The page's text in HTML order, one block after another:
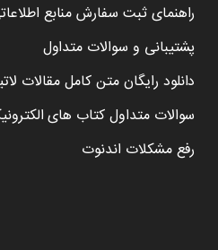
راهنمای ثبت سفارش منابع
پشتیبانی و سوالات متداول
دانلود رایگان متن کامل مقالات
سوالات متداول کتاب های
رفع مشکلات اندنوت